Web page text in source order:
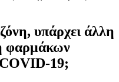
υπάρχει άλλη
φαρμάκων
COVID-19;